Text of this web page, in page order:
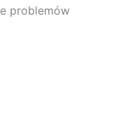
problemów